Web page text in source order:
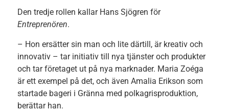
Den tredje rollen kallar Hans Sjögren för
Entreprenören.
– Hon ersätter sin man och lite därtill, är kreativ och
innovativ – tar initiativ till nya tjänster och produkter
och tar företaget ut på nya marknader. Maria Zoéga
är ett exempel på det, och även Amalia Erikson som
startade bageri i Gränna med polkagrisproduktion,
berättar han.